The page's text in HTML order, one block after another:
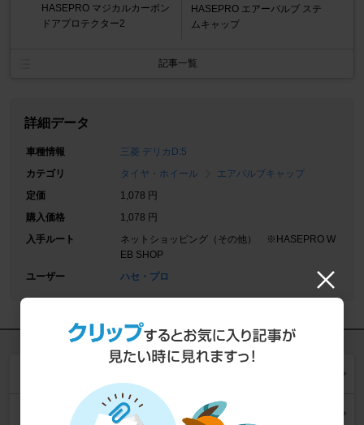
HASEPRO マジカルカーボン
ドアプロテクター2
HASEPRO エアーバルブ ステ
ムキャップ
記事一覧
詳細データ
車種情報
三菱 デリカD:5
カテゴリ
タイヤ・ホイール
エアバルブキャップ
定価
1,078 円
購入価格
1,078 円
入手ルート
ネットショッピング（その他） ※HASEPRO W
EB SHOP
ユーザー
ハセ・プロ
同じカテゴリー (エアバルブキャップ